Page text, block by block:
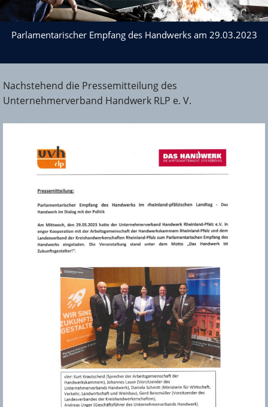
Parlamentarischer Empfang des Handwerks am 29.03.2023
Nachstehend die Pressemitteilung des
Unternehmerverband Handwerk RLP e. V.